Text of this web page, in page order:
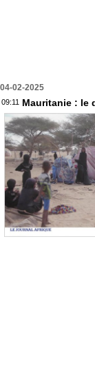
04-02-2025
09:11 Mauritanie : le